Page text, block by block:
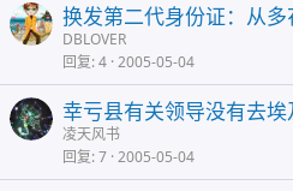
换发第二代身份证：从
DBLOVER
回复 4 2005-05-04
幸亏县有关领导没有去埃
凌天风书
回复 7 2005-05-04